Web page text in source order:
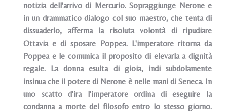
notizia dell'arrivo di Mercurio. Sopraggiunge Nerone e
in un drammatico dialogo col suo maestro, che tenta di
dissuaderlo, afferma la risoluta volontà di ripudiare
Ottavia e di sposare Poppea. L'imperatore ritorna da
Poppea e le comunica il proposito di elevarla a dignità
regale. La donna esulta di gioia, indi subdolamente
insinua che il potere di Nerone è nelle mani di Seneca. In
uno scatto d'ira l'imperatore ordina di eseguire la
condanna a morte del filosofo entro lo stesso giorno.